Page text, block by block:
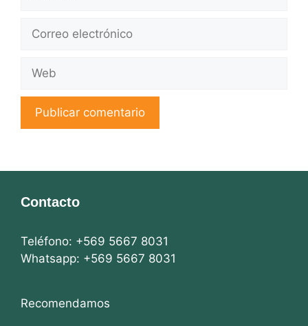
Correo
Web
Contacto
Teléfono: +569 5667 8031
Whatsapp: +569 5667 8031
Recomendamos